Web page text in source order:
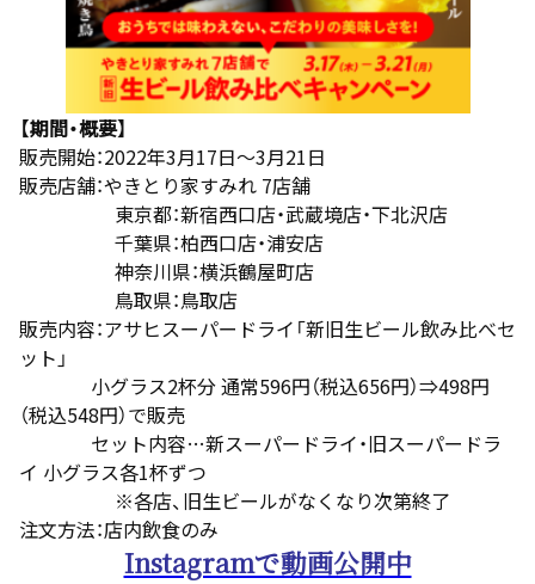
【期間・概要】
販売開始：2022年3月17日～3月21日
販売店舗：やきとり家すみれ 7店舗
東京都：新宿西口店・武蔵境店・下北沢店
千葉県：柏西口店・浦安店
神奈川県：横浜鶴屋町店
鳥取県：鳥取店
販売内容：アサヒスーパードライ「新旧生ビール飲み比べセ
ット」
小グラス2杯分 通常596円（税込656円）⇒498円
（税込548円）で販売
セット内容…新スーパードライ・旧スーパードラ
イ 小グラス各1杯ずつ
※各店、旧生ビールがなくなり次第終了
注文方法：店内飲食のみ
Instagramで動画公開中